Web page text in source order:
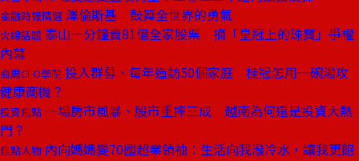
金融時報精選 澤倫斯基 鼓舞全世界的勇氣
火線話題 泰山一分鐘賣81億全家股票 摘「皇冠上的珠寶」爭權
內幕
商周CEO學院 投入群募、每年造訪50個家庭 桂冠怎用一碗湯攻
健康商機？
投資焦點 一場房市風暴、股市重摔三成 越南為何還是投資大熱
門？
焦點人物 內向媽媽變70國超業領袖：生活向我潑冷水，讓我更飽